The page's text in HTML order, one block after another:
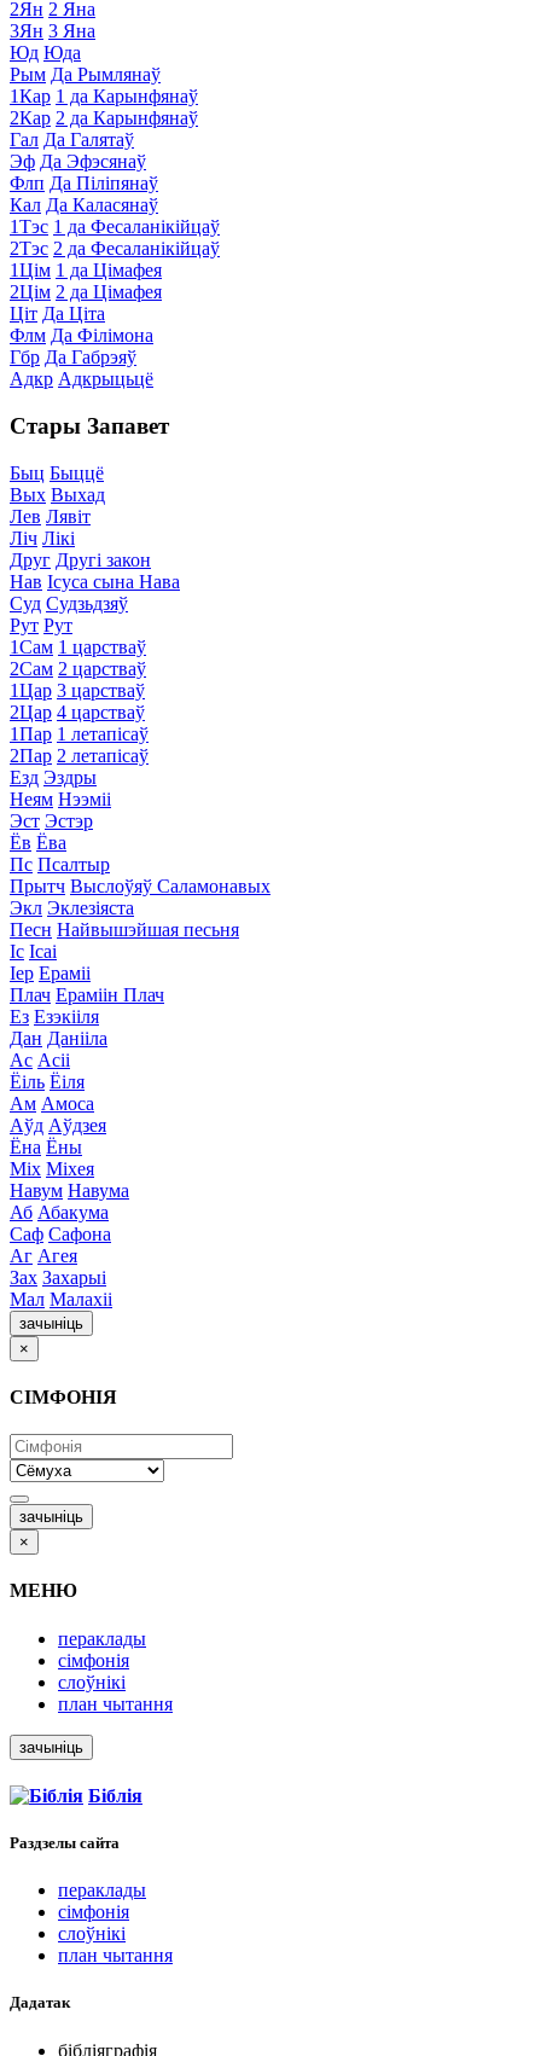
2Ян 2 Яна
3Ян 3 Яна
Юд Юда
Рым Да Рымлянаў
1Кар 1 да Карынфянаў
2Кар 2 да Карынфянаў
Гал Да Галятаў
Эф Да Эфэсянаў
Флп Да Піліпянаў
Кал Да Каласянаў
1Тэс 1 да Фесаланікійцаў
2Тэс 2 да Фесаланікійцаў
1Цім 1 да Цімафея
2Цім 2 да Цімафея
Ціт Да Ціта
Флм Да Філімона
Гбр Да Габрэяў
Адкр Адкрыцьцё
Стары Запавет
Быц Быццё
Вых Выхад
Лев Лявіт
Ліч Лікі
Друг Другі закон
Нав Ісуса сына Нава
Суд Судзьдзяў
Рут Рут
1Сам 1 царстваў
2Сам 2 царстваў
1Цар 3 царстваў
2Цар 4 царстваў
1Пар 1 летапісаў
2Пар 2 летапісаў
Езд Эздры
Неям Нээміі
Эст Эстэр
Ёв Ёва
Пс Псалтыр
Прытч Выслоўяў Саламонавых
Экл Эклезіяста
Песн Найвышэйшая песьня
Іс Ісаі
Іер Ераміі
Плач Ераміін Плач
Ез Езэкііля
Дан Данііла
Ас Асіі
Ёіль Ёіля
Ам Амоса
Аўд Аўдзея
Ёна Ёны
Міх Міхея
Навум Навума
Аб Абакума
Саф Сафона
Аг Агея
Зах Захарыі
Мал Малахіі
зачыніць
×
СІМФОНІЯ
зачыніць
×
МЕНЮ
пераклады
сімфонія
слоўнікі
план чытання
зачыніць
Біблія
Раздзелы сайта
пераклады
сімфонія
слоўнікі
план чытання
Дадатак
бібліяграфія